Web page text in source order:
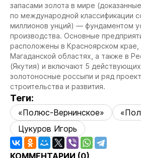
запасами золота в мире
по международной классификации
миллионов унций) — фундаментом
производства. Основные
расположены в Красноярском крае,
Магаданской областях, а также в
(Якутия) и включают 5 действующих
золотоносные россыпи и ряд
строительства и развития.
Теги:
«Полюс-Вернинское»
Цукуров Игорь
КОММЕНТАРИИ (0)